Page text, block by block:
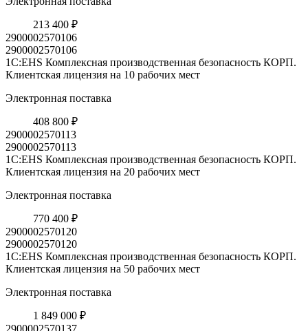
213 400 ₽
2900002570106
2900002570106
1С:EHS Комплексная производственная безопасность КОРП.
Клиентская лицензия на 10 рабочих мест
Электронная поставка
408 800 ₽
2900002570113
2900002570113
1С:EHS Комплексная производственная безопасность КОРП.
Клиентская лицензия на 20 рабочих мест
Электронная поставка
770 400 ₽
2900002570120
2900002570120
1С:EHS Комплексная производственная безопасность КОРП.
Клиентская лицензия на 50 рабочих мест
Электронная поставка
1 849 000 ₽